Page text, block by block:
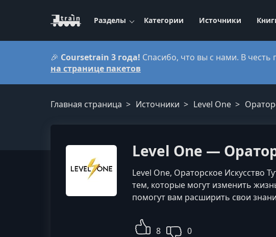
Разделы Категории Источники
🎉 Coursetrain 3 года! Спасибо, что вы с нами. В честь
на странице пакетов
Главная страница Источники Level One
Level One —
Level One, Ораторское Искусство
тем, которые могут изменить
помогут вам расширить свои
8 0